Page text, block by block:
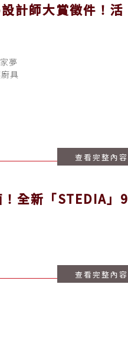
計師大賞徵件！活
夢
具
查看完整內容
全新「STEDIA」9
查看完整內容